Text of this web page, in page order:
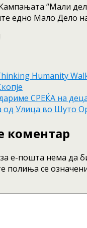
“Мали
едно Мало Дело
Humanity
СРЕЌА на
од Улица во Шуто
коментар
е-пошта нема да
полиња се